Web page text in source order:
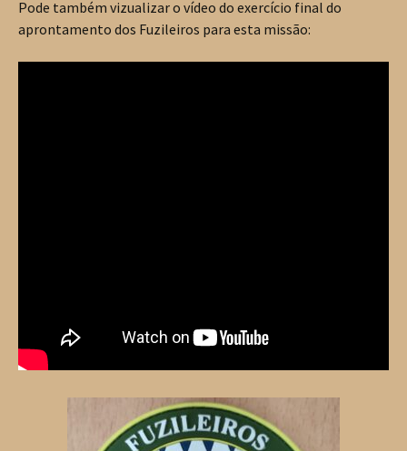
Pode também vizualizar o vídeo do exercício final do
aprontamento dos Fuzileiros para esta missão: